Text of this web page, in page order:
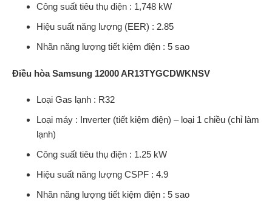
Công suất tiêu thụ điện : 1,748 kW
Hiệu suất năng lượng (EER) : 2.85
Nhãn năng lượng tiết kiệm điện : 5 sao
Điều hòa Samsung 12000 AR13TYGCDWKNSV
Loại Gas lạnh : R32
Loại máy : Inverter (tiết kiệm điện) – loại 1 chiều (chỉ làm
lạnh)
Công suất tiêu thụ điện : 1.25 kW
Hiệu suất năng lượng CSPF : 4.9
Nhãn năng lượng tiết kiệm điện : 5 sao